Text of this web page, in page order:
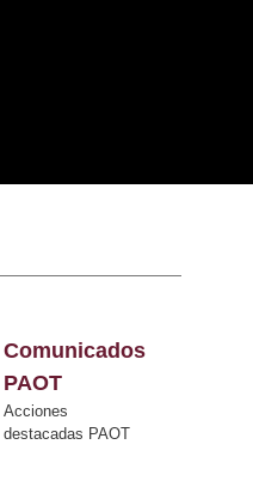
Comunicados
PAOT
Acciones
destacadas PAOT